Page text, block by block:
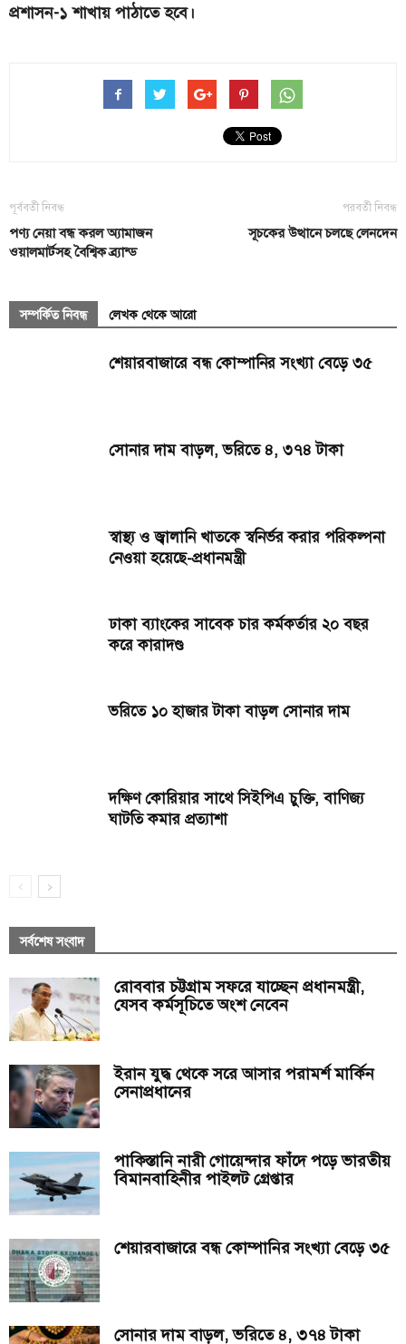
প্রশাসন-১ শাখায় পাঠাতে হবে।
পূর্ববর্তী নিবন্ধ
পণ্য নেয়া বন্ধ করল অ্যামাজন
ওয়ালমার্টসহ বৈশ্বিক ব্র্যান্ড
পরবর্তী নিবন্ধ
সূচকের উত্থানে চলছে লেনদেন
সম্পর্কিত নিবন্ধ লেখক থেকে আরো
শেয়ারবাজারে বন্ধ কোম্পানির সংখ্যা বেড়ে ৩৫
সোনার দাম বাড়ল, ভরিতে ৪, ৩৭৪ টাকা
স্বাস্থ্য ও জ্বালানি খাতকে স্বনির্ভর করার পরিকল্পনা
নেওয়া হয়েছে-প্রধানমন্ত্রী
ঢাকা ব্যাংকের সাবেক চার কর্মকর্তার ২০ বছর
করে কারাদণ্ড
ভরিতে ১০ হাজার টাকা বাড়ল সোনার দাম
দক্ষিণ কোরিয়ার সাথে সিইপিএ চুক্তি, বাণিজ্য
ঘাটতি কমার প্রত্যাশা
সর্বশেষ সংবাদ
রোববার চট্টগ্রাম সফরে যাচ্ছেন প্রধানমন্ত্রী,
যেসব কর্মসূচিতে অংশ নেবেন
ইরান যুদ্ধ থেকে সরে আসার পরামর্শ মার্কিন
সেনাপ্রধানের
পাকিস্তানি নারী গোয়েন্দার ফাঁদে পড়ে ভারতীয়
বিমানবাহিনীর পাইলট গ্রেপ্তার
শেয়ারবাজারে বন্ধ কোম্পানির সংখ্যা বেড়ে ৩৫
সোনার দাম বাড়ল, ভরিতে ৪, ৩৭৪ টাকা